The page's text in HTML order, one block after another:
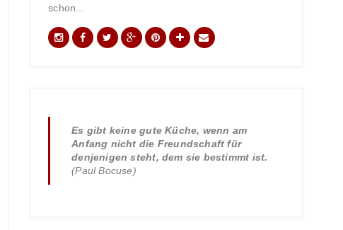
schon...
Es gibt keine gute Küche, wenn am
Anfang nicht die Freundschaft für
denjenigen steht, dem sie bestimmt ist.
(Paul Bocuse)